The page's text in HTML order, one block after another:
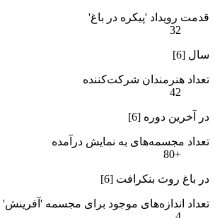
قدمت رویداد 'پیکره در باغ'
32
سال [6]
تعداد هنرمندان شرکت‌کننده
42
در آخرین دوره [6]
تعداد مجسمه‌های به نمایش درآمده
+80
در باغ روث بنکرافت [6]
تعداد اندازه‌های موجود برای مجسمه 'آفرینش'